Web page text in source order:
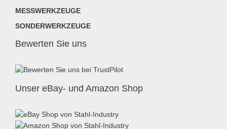
MESSWERKZEUGE
SONDERWERKZEUGE
Bewerten Sie uns
Unser eBay- und Amazon Shop